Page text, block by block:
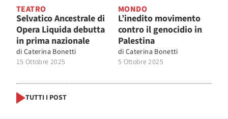
TEATRO
Selvatico Ancestrale di
Opera Liquida debutta
in prima nazionale
di Caterina Bonetti
15 Ottobre 2025
MONDO
L’inedito movimento
contro il genocidio in
Palestina
di Caterina Bonetti
5 Ottobre 2025
TUTTI I POST